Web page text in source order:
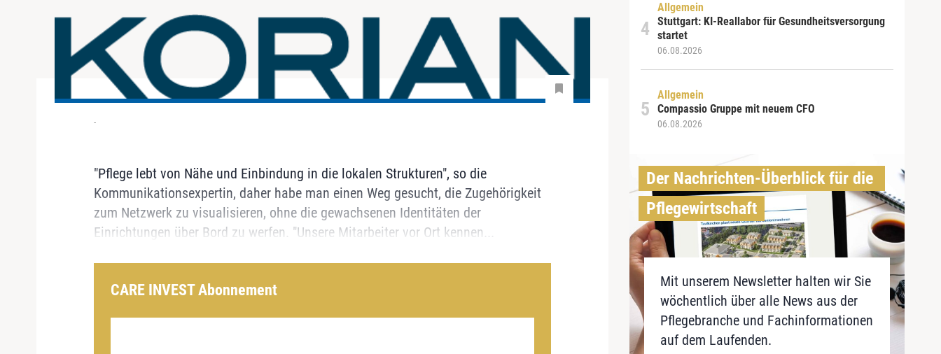
-
"Pflege lebt von Nähe und Einbindung in die lokalen Strukturen", so die
Kommunikationsexpertin, daher habe man einen Weg gesucht, die Zugehörigkeit
zum Netzwerk zu visualisieren, ohne die gewachsenen Identitäten der
Einrichtungen über Bord zu werfen. "Unsere Mitarbeiter vor Ort kennen...
CARE INVEST Abonnement
Allgemein
Stuttgart: KI-Reallabor für Gesundheitsversorgung
startet
06.08.2026
Allgemein
Compassio Gruppe mit neuem CFO
06.08.2026
Der Nachrichten-Überblick für die
Pflegewirtschaft
Mit unserem Newsletter halten wir Sie
wöchentlich über alle News aus der
Pflegebranche und Fachinformationen
auf dem Laufenden.